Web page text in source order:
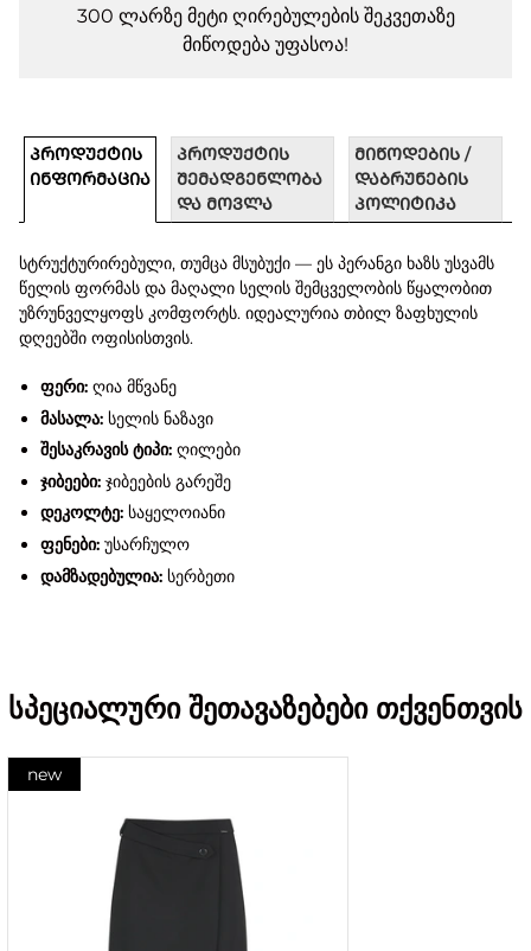
300 ლარზე მეტი ღირებულების შეკვეთაზე
მიწოდება უფასოა!
ᲞᲠᲝᲓᲣᲥᲢᲘᲡ
ᲘᲜᲤᲝᲠᲛᲐᲪᲘᲐ
ᲞᲠᲝᲓᲣᲥᲢᲘᲡ
ᲨᲔᲛᲐᲓᲒᲔᲜᲚᲝᲑᲐ
ᲓᲐ ᲛᲝᲕᲚᲐ
ᲛᲘᲬᲝᲓᲔᲑᲘᲡ /
ᲓᲐᲑᲠᲣᲜᲔᲑᲘᲡ
ᲞᲝᲚᲘᲢᲘᲙᲐ
სტრუქტურირებული, თუმცა მსუბუქი — ეს პერანგი ხაზს უსვამს
წელის ფორმას და მაღალი სელის შემცველობის წყალობით
უზრუნველყოფს კომფორტს. იდეალურია თბილ ზაფხულის
დღეებში ოფისისთვის.
ფერი:ღია მწვანე
მასალა:სელის ნაზავი
შესაკრავის ტიპი:ღილები
ჯიბეები:ჯიბეების გარეშე
დეკოლტე:საყელოიანი
ფენები:უსარჩულო
დამზადებულია:სერბეთი
სპეციალური შეთავაზებები თქვენთვის
new